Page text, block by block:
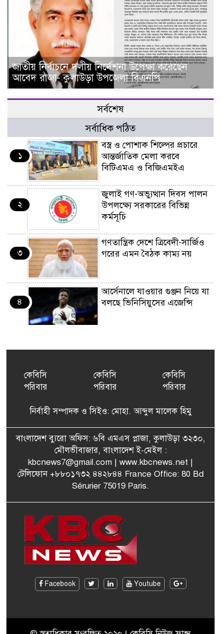
জাতীয় নির্বাচনে দলীয় নির্দেশনা উপেক্ষা করেছেন
আবেদ রাজা- কুলাউড়া উপজেলা বিএনপি
সর্বশেষ
সর্বাধিক পঠিত
১
বস্ত্র ও পোশাক শিল্পের প্রচারে
আন্তর্জাতিক মেলা করবে
বিটিএমএ ও বিজিএমইএ
২
জুলাই গণ-অভ্যুত্থান দিবস পালন
উপলক্ষ্যে সরকারের বিভিন্ন
কর্মসূচি
৩
গণতান্ত্রিক দেশে ত্রিবেদী-সার্জিও
গরের এমন বৈঠক কাম্য নয়
৪
আর্সেনালে যাওয়ার গুঞ্জন নিয়ে যা
বলছে ভিনিসিয়ুসের এজেন্সি
৫
যুক্তরাষ্ট্র-জাপানের বিরল পদক্ষেপ
বেনজীরের অন্য দেশের পাসপোর্ট
পরিকল্পনা মন্ত্রণালয়ের স্থায়ী
কমিটি সদস্য হলেন এমপি শকু
মৌলভীবাজারের রাজনগরে
মরিশাসে খুলছে বাংলাদেশের
শ্রমবাজার! দ্রুত সমঝোতা স্বাক্ষর
জাতীয় নির্বাচনে দলীয় নির্দেশনা
কেবিসি
পরিবার
কেবিসি
পরিবার
কেবিসি
পরিবার
নির্বাহী সম্পাদক ও সিইও: মোহা. আব্দুল মালেক হিমু
বাংলাদেশ ব্যুরো অফিস: ৬বি এমএস প্লাজা, কুলাউড়া ৩২৩০,
মৌলভীবাজার, বাংলাদেশ ই-মেইল :
kbcnews7@gmail.com | www.kbcnews.net |
টেলিফোন +৮৮০১৭৩২ ৪৪২৮৪৪ France Office: 80 Bd
Sérurier 75019 Paris.
Facebook Youtube